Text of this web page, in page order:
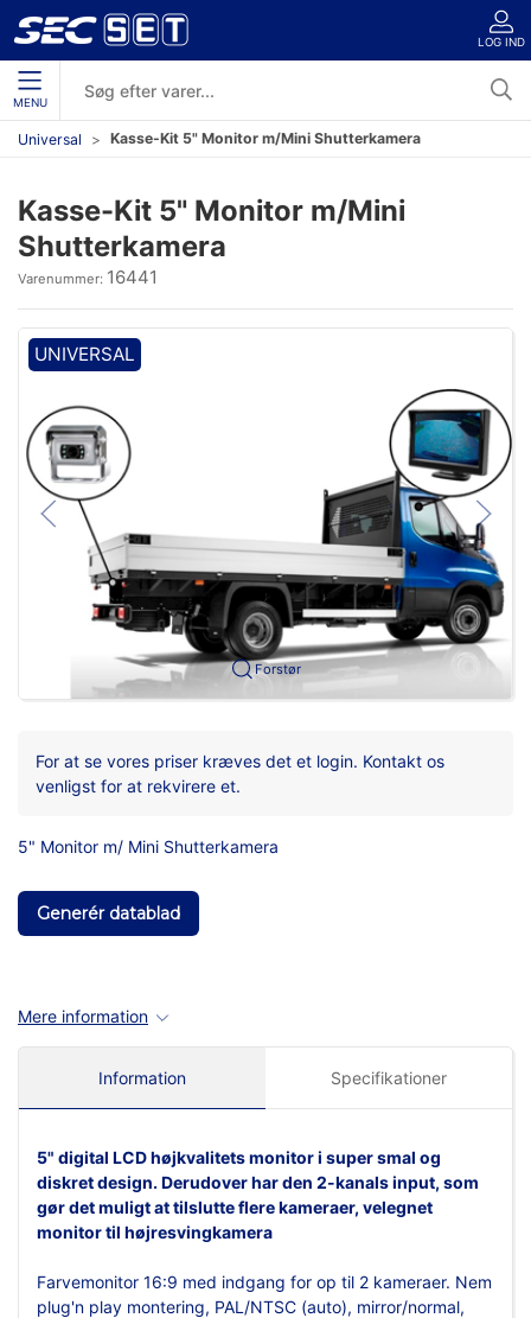
LOG IND
MENU
Universal Kasse-Kit 5" Monitor m/Mini Shutterkamera
Kasse-Kit 5" Monitor m/Mini
Shutterkamera
Varenummer: 16441
UNIVERSAL
Forstør
For at se vores priser kræves det et login. Kontakt os
venligst for at rekvirere et.
5" Monitor m/ Mini Shutterkamera
Generér datablad
Mere information
Information Specifikationer
5" digital LCDhøjkvalitets monitor i super smal og
diskret design. Derudover har den 2-kanals input, som
gør det muligt at tilslutte flere kameraer, velegnet
monitor til højresvingkamera
Farvemonitor 16:9 med indgang for op til 2 kameraer. Nem
plug'n play montering, PAL/NTSC (auto), mirror/normal,